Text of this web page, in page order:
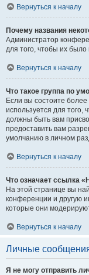
Вернуться к началу
Почему названия
Администратор
для того, чтобы их было
Вернуться к началу
Что такое группа по
Если вы состоите
используется для того,
должны быть вам
предоставить вам
умолчанию в личном
Вернуться к началу
Что означает ссылка
На этой странице вы
конференции и другую
которые они
Вернуться к началу
Личные
Я не могу отправить